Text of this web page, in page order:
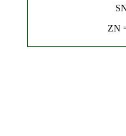
ZN